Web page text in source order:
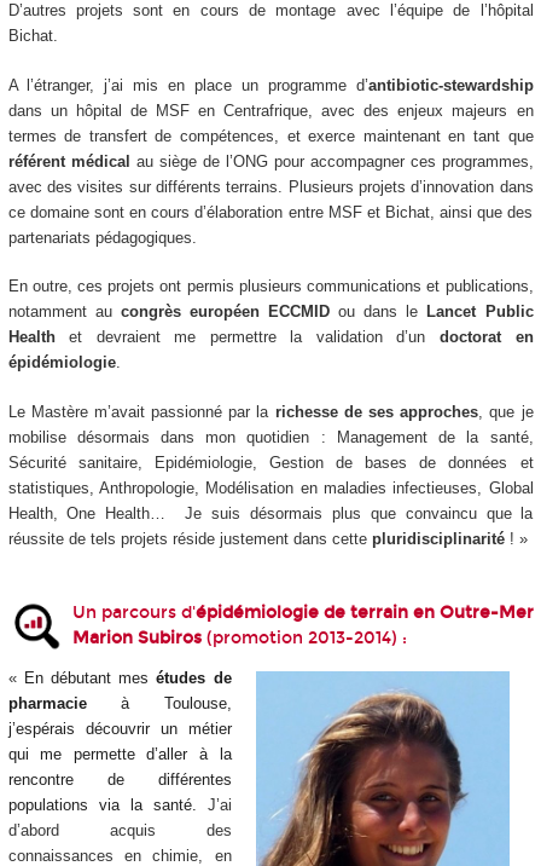
D’autres projets sont en cours de montage avec l’équipe de l’hôpital
Bichat.
A l’étranger, j’ai mis en place un programme d’antibiotic-stewardship
dans un hôpital de MSF en Centrafrique, avec des enjeux majeurs en
termes de transfert de compétences, et exerce maintenant en tant que
référent médical au siège de l’ONG pour accompagner ces programmes,
avec des visites sur différents terrains. Plusieurs projets d’innovation dans
ce domaine sont en cours d’élaboration entre MSF et Bichat, ainsi que des
partenariats pédagogiques.
En outre, ces projets ont permis plusieurs communications et publications,
notamment au congrès européen ECCMIDou dans le Lancet Public
Healthet devraient me permettre la validation d’un doctorat en
épidémiologie.
Le Mastère m’avait passionné par la richesse de ses approches , que je
mobilise désormais dans mon quotidien : Management de la santé,
Sécurité sanitaire, Epidémiologie, Gestion de bases de données et
statistiques, Anthropologie, Modélisation en maladies infectieuses, Global
Health, One Health… Je suis désormais plus que convaincu que la
réussite de tels projets réside justement dans cette pluridisciplinarité ! »
Un parcours d'épidémiologie de terrain en Outre-Mer
Marion Subiros (promotion 2013-2014) :
« En débutant mesétudes de
pharmacieà Toulouse,
j’espérais découvrir un métier
qui me permette d’aller à la
rencontre de différentes
populations viala santé. J’ai
d’abord acquis des
connaissances en chimie, en